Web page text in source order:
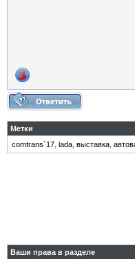
Метки
comtrans`17 lada выставка
Ваши права в разделе